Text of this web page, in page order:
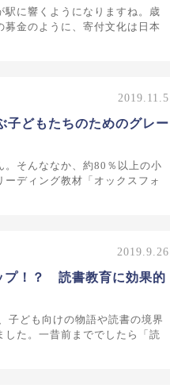
に響くようになりますね。歳
金のように、寄付文化は日本
2019.11.5
どもたちのためのグレー
。そんななか、約80％以上の小
ディング教材「オックスフォ
2019.9.26
プ！？ 読書教育に効果的
子ども向けの物語や読書の境界
た。一昔前まででしたら「読